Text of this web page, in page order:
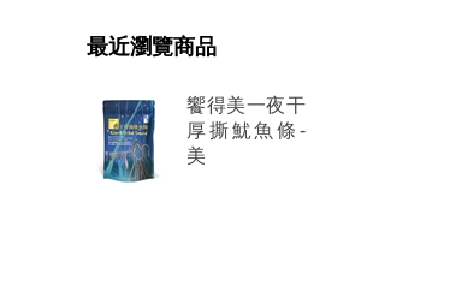
最近瀏覽商品
饗得美一夜干
厚撕魷魚條-
美